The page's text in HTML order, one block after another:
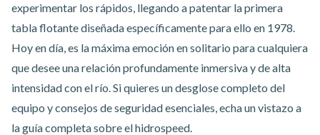
experimentar los rápidos, llegando a patentar la primera
tabla flotante diseñada específicamente para ello en 1978.
Hoy en día, es la máxima emoción en solitario para cualquiera
que desee una relación profundamente inmersiva y de alta
intensidad con el río. Si quieres un desglose completo del
equipo y consejos de seguridad esenciales, echa un vistazo a
la guía completa sobre el hidrospeed.